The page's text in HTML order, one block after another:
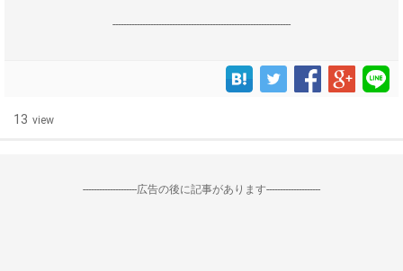
------------------------------------------------------------------
13 view
--------------------広告の後に記事があります--------------------